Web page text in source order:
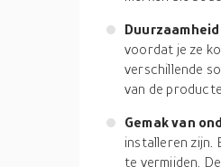
voordat je ze
verschillende
van de
Gemak van
installeren zijn.
te vermijden.